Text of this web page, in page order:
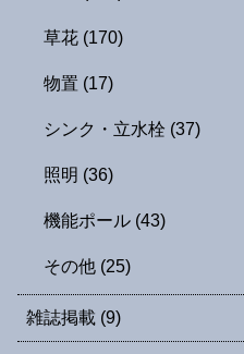
草花 (170)
物置 (17)
シンク・立水栓 (37)
照明 (36)
機能ポール (43)
その他 (25)
雑誌掲載 (9)